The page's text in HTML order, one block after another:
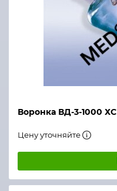
Воронка ВД-3-1000 ХС
Цену уточняйте